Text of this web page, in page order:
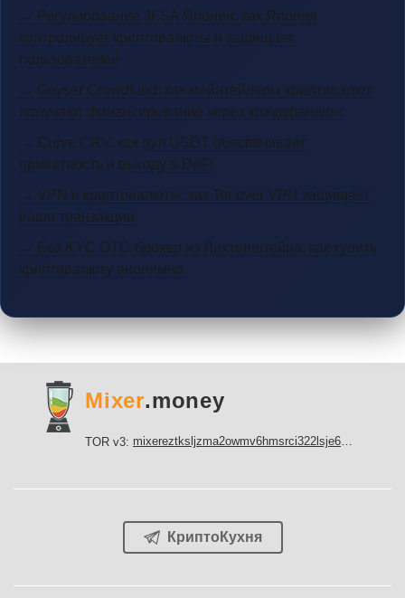
→ Регулирование JFSA Японии: как Япония
контролирует криптовалюты и защищает
пользователей
→ Geyser Crowdfund: как мейнтейнеры криптовалют
получают финансирование через краудфандинг
→ Curve CRV: как пул USDT обеспечивает
приватность и выгоду в DeFi
→ VPN и криптовалюты: как Tor over VPN защищает
ваши транзакции
→ Без KYC OTC-брокер из Лихтенштейна: как купить
криптовалюту анонимно
Mixer.money
TOR v3: mixereztksljzma2owmv6hmsrci322lsje6m3svicoddk3xbgvhd2fid.onion
КриптоКухня